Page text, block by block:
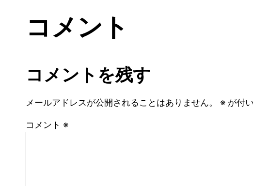
コメント
コメントを残す
メールアドレスが公開されることはありません。 ※ が付
コメント ※